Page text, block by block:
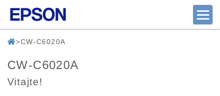
CW-C6020A
CW-C6020A
Vitajte!